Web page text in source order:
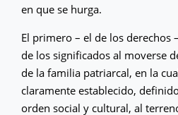
en que se hurga.
El primero – el de los derechos
de los significados al moverse
de la familia patriarcal, en la
claramente establecido,
orden social y cultural, al